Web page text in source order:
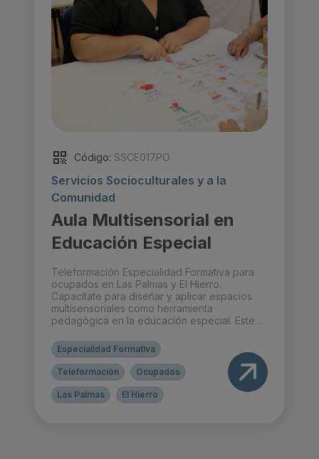
Código: SSCE017PO
Servicios Socioculturales y a la
Comunidad
Aula Multisensorial en
Educación Especial
Teleformación Especialidad Formativa para
ocupados en Las Palmas y El Hierro.
Capacítate para diseñar y aplicar espacios
multisensoriales como herramienta
pedagógica en la educación especial. Este
teleformación, te preparará para optimizar el
aprendizaje y la estimulación sensorial en
personas con necesidades educativas
especiales.
Especialidad Formativa
Teleformación Ocupados
Las Palmas El Hierro